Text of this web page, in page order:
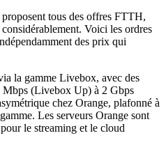
tous des offres FTTH,
Voici les ordres
des prix qui
la gamme Livebox, avec des
Mbps (Livebox Up) à 2 Gbps
chez Orange, plafonné à
Les serveurs Orange sont
le streaming et le cloud